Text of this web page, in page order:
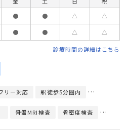
● ● △
△
● ● △ △
診療時間の詳細はこちら
リー対応 駅徒歩5分圏内 予約可
骨盤MRI検査 骨密度検査 骨量測定